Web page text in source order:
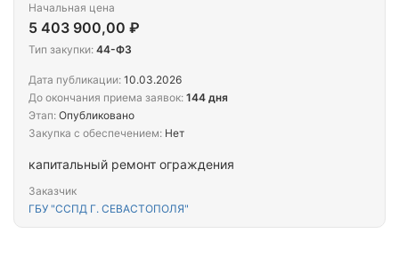
капитальный ремонт ограждения
Заказчик
ГБУ "ССПД Г. СЕВАСТОПОЛЯ"
Начальная цена
5 403 900,00 ₽
Тип закупки: 44-ФЗ
Дата публикации: 10.03.2026
До окончания приема заявок: 144 дня
Этап: Опубликовано
Закупка с обеспечением: Нет